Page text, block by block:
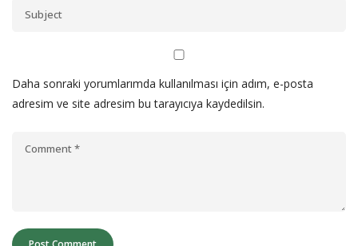
Daha sonraki yorumlarımda kullanılması için adım, e-posta
adresim ve site adresim bu tarayıcıya kaydedilsin.